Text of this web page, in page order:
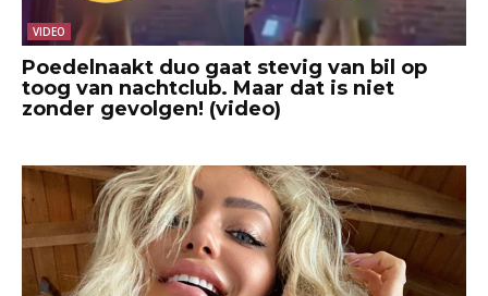
VIDEO
Poedelnaakt duo gaat stevig van bil op
toog van nachtclub. Maar dat is niet
zonder gevolgen! (video)